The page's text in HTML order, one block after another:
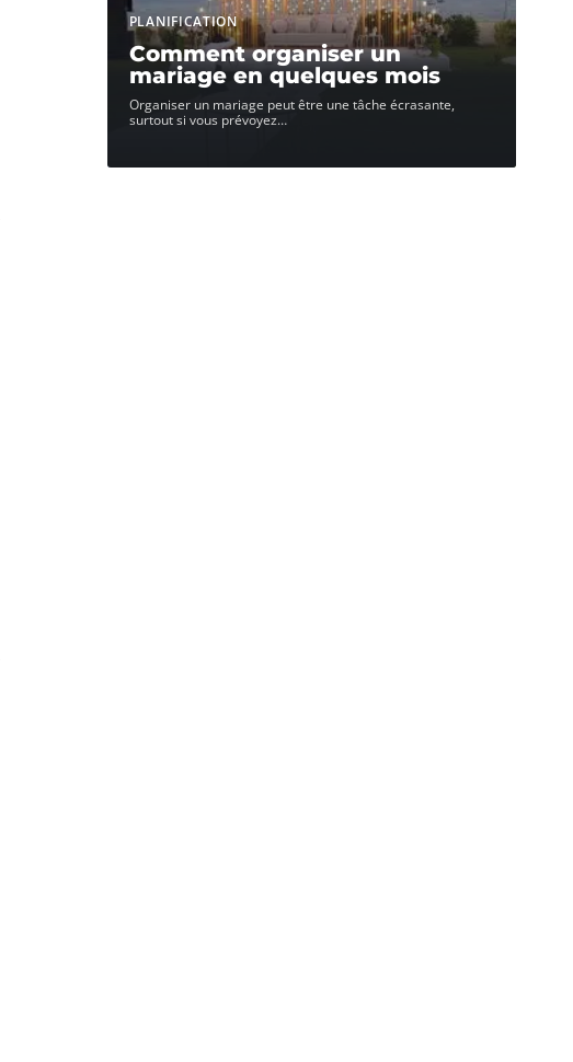
PLANIFICATION
Comment organiser un
mariage en quelques mois
Organiser un mariage peut être une tâche écrasante,
surtout si vous prévoyez…